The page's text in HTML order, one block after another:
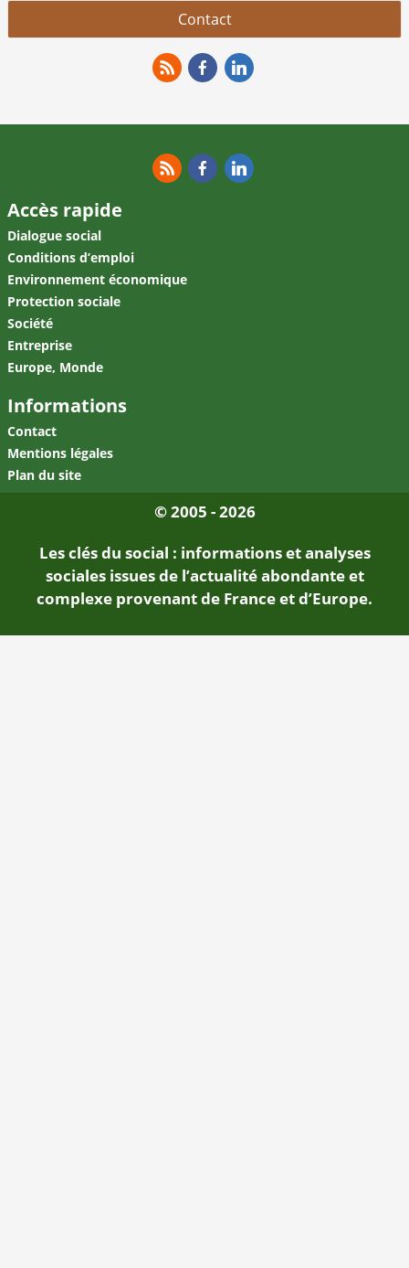
Contact
Accès rapide
Dialogue social
Conditions d’emploi
Environnement économique
Protection sociale
Société
Entreprise
Europe, Monde
Informations
Contact
Mentions légales
Plan du site
© 2005 - 2026
Les clés du social : informations et analyses
sociales issues de l’actualité abondante et
complexe provenant de France et d’Europe.